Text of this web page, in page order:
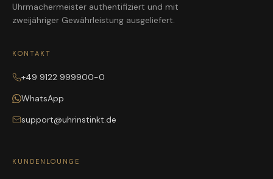
Uhrmachermeister authentifiziert und mit
zweijähriger Gewährleistung ausgeliefert.
KONTAKT
+49 9122 999900-0
WhatsApp
support@uhrinstinkt.de
KUNDENLOUNGE